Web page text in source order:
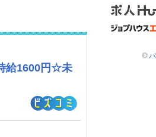
給1600円☆未